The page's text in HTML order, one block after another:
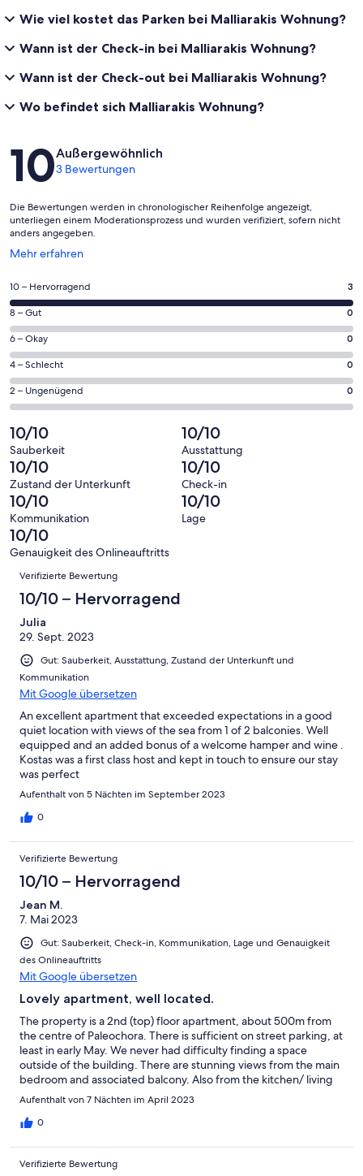
Wie viel kostet das Parken bei Malliarakis Wohnung?
Wann ist der Check-in bei Malliarakis Wohnung?
Wann ist der Check-out bei Malliarakis Wohnung?
Wo befindet sich Malliarakis Wohnung?
Bewertungen
10Außergewöhnlich
3 Bewertungen
Die Bewertungen werden in chronologischer Reihenfolge angezeigt,
unterliegen einem Moderationsprozess und wurden verifiziert, sofern nicht
anders angegeben.
Mehr erfahren
Wird
einem
neuen
Fenster
geöffnet
3
von
insgesamt
3
Gästebewertungen
haben
eine
Bewertung
von
10
-
Hervorragend
10 – Hervorragend 3
0
von
insgesamt
3
Gästebewertungen
haben
eine
Bewertung
von
8
-
Gut
8 – Gut 0
0
von
insgesamt
3
Gästebewertungen
haben
eine
Bewertung
von
6
-
Okay
6 – Okay 0
0
von
insgesamt
Gästebewertungen
haben
eine
Bewertung
von
4
-
Schlecht
4 – Schlecht 0
0
von
insgesamt
3
Gästebewertungen
haben
eine
Bewertung
von
2
-
Ungenügend
2 – Ungenügend 0
10/10
Sauberkeit
10/10
Ausstattung
10/10
Zustand der Unterkunft
10/10
Check-in
10/10
Kommunikation
10/10
Lage
10/10
Genauigkeit des Onlineauftritts
Bewertungen
Verifizierte Bewertung
10/10 – Hervorragend
Julia
29. Sept. 2023
Gut: Sauberkeit, Ausstattung, Zustand der Unterkunft und
Kommunikation
Mit Google übersetzen
An excellent apartment that exceeded expectations in a good
quiet location with views of the sea from 1 of 2 balconies. Well
equipped and an added bonus of a welcome hamper and wine .
Kostas was a first class host and kept in touch to ensure our stay
was perfect
Aufenthalt von 5 Nächten im September 2023
0
Verifizierte Bewertung
10/10 – Hervorragend
Jean M.
7. Mai 2023
Gut: Sauberkeit, Check-in, Kommunikation, Lage und Genauigkeit
des Onlineauftritts
Mit Google übersetzen
Lovely apartment, well located.
The property is a 2nd (top) floor apartment, about 500m from
the centre of Paleochora. There is sufficient on street parking, at
least in early May. We never had difficulty finding a space
outside of the building. There are stunning views from the main
bedroom and associated balcony. Also from the kitchen/ living
room along the sea front to the pier where the ferries dock.
Constructive criticism is that there are too few cooking utensils,
such as you may use in a frying pan or as a serving ladle. Also a
welcome. Overall though a great place to stay and experience
South West Crete.
Aufenthalt von 7 Nächten im April 2023
0
Verifizierte Bewertung